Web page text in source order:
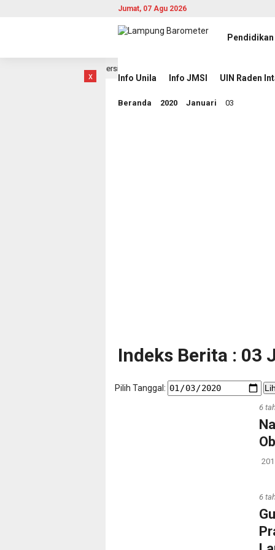
Jumat, 07 Agu 2026
Pendidikan
Info Unila Info JMSI UIN Raden
x
Intan Gelar Jumat Bersih
Beranda 2020 Januari 03
Indeks Berita : 03
Pilih Tanggal:
6
201
6